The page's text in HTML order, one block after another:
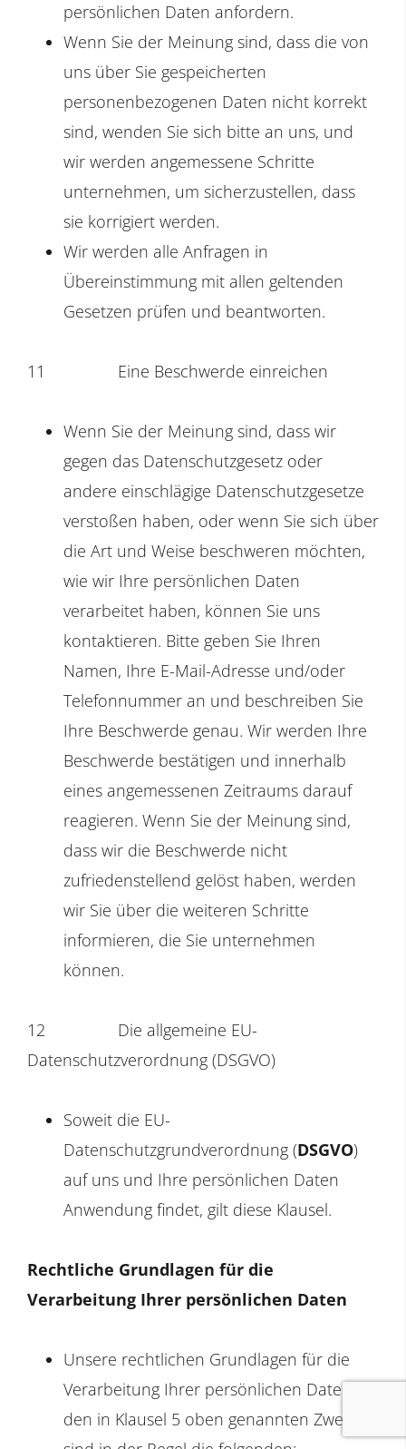
persönlichen Daten anfordern.
Wenn Sie der Meinung sind, dass die von
uns über Sie gespeicherten
personenbezogenen Daten nicht korrekt
sind, wenden Sie sich bitte an uns, und
wir werden angemessene Schritte
unternehmen, um sicherzustellen, dass
sie korrigiert werden.
Wir werden alle Anfragen in
Übereinstimmung mit allen geltenden
Gesetzen prüfen und beantworten.
11 Eine Beschwerde einreichen
Wenn Sie der Meinung sind, dass wir
gegen das Datenschutzgesetz oder
andere einschlägige Datenschutzgesetze
verstoßen haben, oder wenn Sie sich über
die Art und Weise beschweren möchten,
wie wir Ihre persönlichen Daten
verarbeitet haben, können Sie uns
kontaktieren. Bitte geben Sie Ihren
Namen, Ihre E-Mail-Adresse und/oder
Telefonnummer an und beschreiben Sie
Ihre Beschwerde genau. Wir werden Ihre
Beschwerde bestätigen und innerhalb
eines angemessenen Zeitraums darauf
reagieren. Wenn Sie der Meinung sind,
dass wir die Beschwerde nicht
zufriedenstellend gelöst haben, werden
wir Sie über die weiteren Schritte
informieren, die Sie unternehmen
können.
12 Die allgemeine EU-
Datenschutzverordnung (DSGVO)
Soweit die EU-
Datenschutzgrundverordnung (DSGVO)
auf uns und Ihre persönlichen Daten
Anwendung findet, gilt diese Klausel.
Rechtliche Grundlagen für die
Verarbeitung Ihrer persönlichen Daten
Unsere rechtlichen Grundlagen für die
Verarbeitung Ihrer persönlichen Daten zu
den in Klausel 5 oben genannten Zwecken